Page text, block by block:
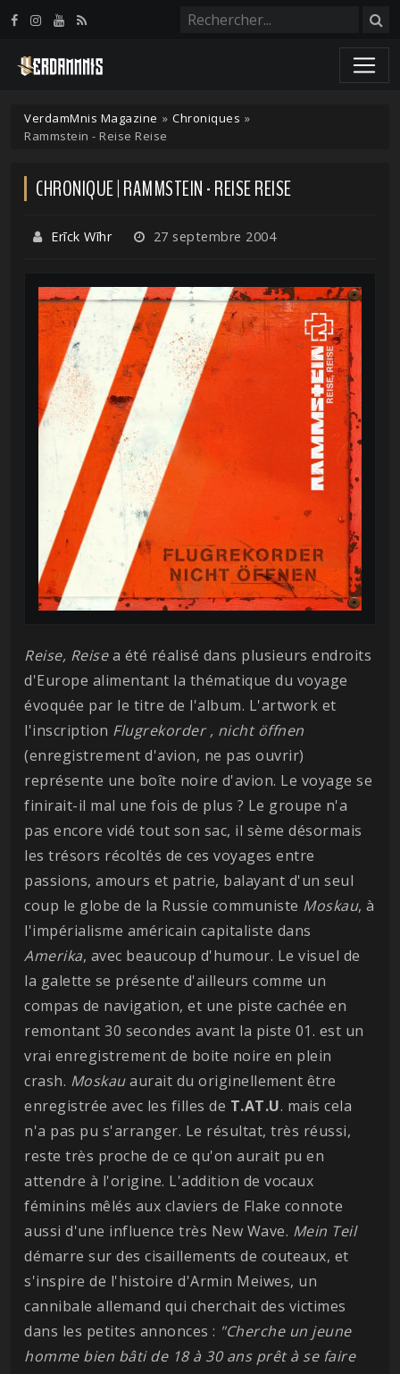
VerdamMnis Magazine » Chroniques »
Rammstein - Reise Reise
CHRONIQUE | RAMMSTEIN - REISE REISE
Erīck Wīhr 27 septembre 2004
Reise, Reisea été réalisé dans plusieurs endroits
d'Europe alimentant la thématique du voyage
évoquée par le titre de l'album. L'artwork et
l'inscription Flugrekorder , nicht öffnen
(enregistrement d'avion, ne pas ouvrir)
représente une boîte noire d'avion. Le voyage se
finirait-il mal une fois de plus ? Le groupe n'a
pas encore vidé tout son sac, il sème désormais
les trésors récoltés de ces voyages entre
passions, amours et patrie, balayant d'un seul
coup le globe de la Russie communiste Moskau, à
l'impérialisme américain capitaliste dans
Amerika, avec beaucoup d'humour. Le visuel de
la galette se présente d'ailleurs comme un
compas de navigation, et une piste cachée en
remontant 30 secondes avant la piste 01. est un
vrai enregistrement de boite noire en plein
crash. Moskauaurait du originellement être
enregistrée avec les filles de T.AT.U. mais cela
n'a pas pu s'arranger. Le résultat, très réussi,
reste très proche de ce qu'on aurait pu en
attendre à l'origine. L'addition de vocaux
féminins mêlés aux claviers de Flake connote
aussi d'une influence très New Wave. Mein Teil
démarre sur des cisaillements de couteaux, et
s'inspire de l'histoire d'Armin Meiwes, un
cannibale allemand qui cherchait des victimes
dans les petites annonces : "Cherche un jeune
homme bien bâti de 18 à 30 ans prêt à se faire
Panneau de gestion des cookies